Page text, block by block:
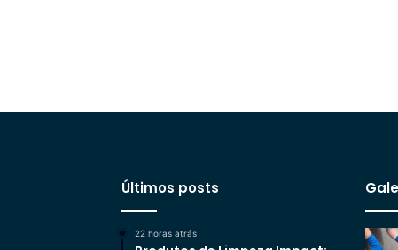
Últimos posts
22 horas atrás